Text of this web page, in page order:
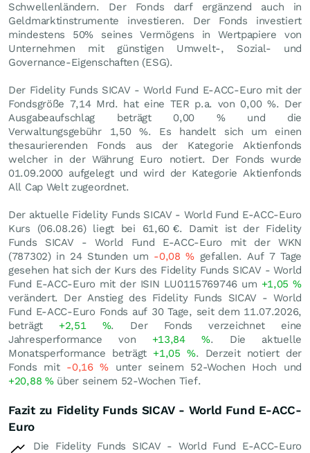
Schwellenländern. Der Fonds darf ergänzend auch in
Geldmarktinstrumente investieren. Der Fonds investiert
mindestens 50% seines Vermögens in Wertpapiere von
Unternehmen mit günstigen Umwelt-, Sozial- und
Governance-Eigenschaften (ESG).
Der Fidelity Funds SICAV - World Fund E-ACC-Euro mit der
Fondsgröße 7,14 Mrd. hat eine TER p.a. von 0,00 %. Der
Ausgabeaufschlag beträgt 0,00 % und die
Verwaltungsgebühr 1,50 %. Es handelt sich um einen
thesaurierenden Fonds aus der Kategorie Aktienfonds
welcher in der Währung Euro notiert. Der Fonds wurde
01.09.2000 aufgelegt und wird der Kategorie Aktienfonds
All Cap Welt zugeordnet.
Der aktuelle Fidelity Funds SICAV - World Fund E-ACC-Euro
Kurs (06.08.26) liegt bei 61,60 €. Damit ist der Fidelity
Funds SICAV - World Fund E-ACC-Euro mit der WKN
(787302) in 24 Stunden um -0,08% gefallen. Auf 7 Tage
gesehen hat sich der Kurs des Fidelity Funds SICAV - World
Fund E-ACC-Euro mit der ISIN LU0115769746 um +1,05%
verändert. Der Anstieg des Fidelity Funds SICAV - World
Fund E-ACC-Euro Fonds auf 30 Tage, seit dem 11.07.2026,
beträgt +2,51 %. Der Fonds verzeichnet eine
Jahresperformance von +13,84%. Die aktuelle
Monatsperformance beträgt +1,05 %. Derzeit notiert der
Fonds mit -0,16% unter seinem 52-Wochen Hoch und
+20,88 %über seinem 52-Wochen Tief.
Fazit zu Fidelity Funds SICAV - World Fund E-ACC-
Euro
Die Fidelity Funds SICAV - World Fund E-ACC-Euro